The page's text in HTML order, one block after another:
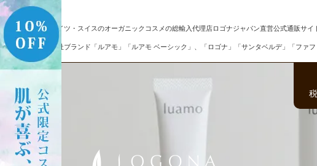
ドイツ・スイスのオーガニックコスメの総輸入代理店ロゴナジャパン直営公式通販サイ
自社ブランド「ルアモ」「ルアモ ベーシック」、「ロゴナ」「サンタベルデ」「ファ